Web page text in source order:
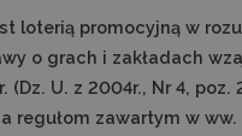
loterią promocyjną w
o grach i zakładach
(Dz. U. z 2004r., Nr 4, poz.
regułom zawartym w